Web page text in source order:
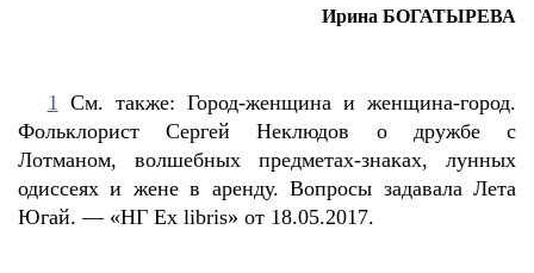
Ирина БОГАТЫРЕВА
1 См. также: Город-женщина и женщина-город.
Фольклорист Сергей Неклюдов о дружбе с
Лотманом, волшебных предметах-знаках, лунных
одиссеях и жене в аренду. Вопросы задавала Лета
Югай. — «НГ Ex libris» от 18.05.2017.